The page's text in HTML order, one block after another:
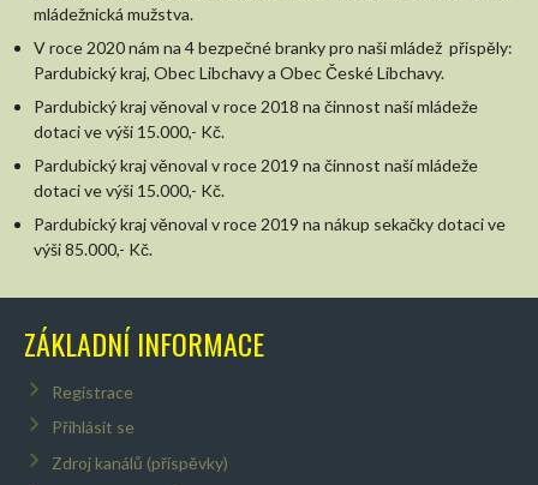
mládežnická mužstva.
V roce 2020 nám na 4 bezpečné branky pro naši mládež přispěly:
Pardubický kraj, Obec Libchavy a Obec České Libchavy.
Pardubický kraj věnoval v roce 2018 na činnost naší mládeže
dotaci ve výši 15.000,- Kč.
Pardubický kraj věnoval v roce 2019 na činnost naší mládeže
dotaci ve výši 15.000,- Kč.
Pardubický kraj věnoval v roce 2019 na nákup sekačky dotaci ve
výši 85.000,- Kč.
ZÁKLADNÍ INFORMACE
Registrace
Přihlásit se
Zdroj kanálů (příspěvky)